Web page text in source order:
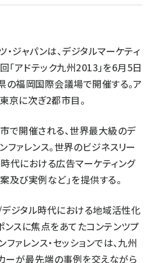
・ジャパンは、デジタルマーケティ
「アドテック九州2013」を6月5日
の福岡国際会議場で開催する。ア
京に次ぎ2都市目。
で開催される、世界最大級のデ
ファレンス。世界のビジネスリー
代における広告マーケティング
及び実例など」を提供する。
デジタル時代における地域活性化
ンスに焦点をあてたコンテンツプ
ァレンス・セッションでは、九州
ーが最先端の事例を交えながら